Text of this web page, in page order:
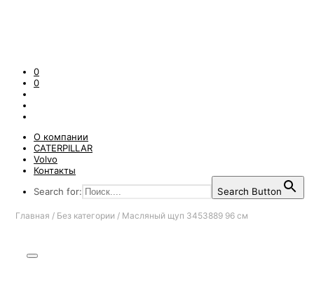
0
0
О компании
CATERPILLAR
Volvo
Контакты
Search for:
Search Button
Главная / Без категории / Масляный щуп 3453889 96 см